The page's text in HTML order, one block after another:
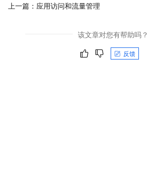
上一篇： 应用访问和流量管理
该文章对您有帮助吗？
反馈